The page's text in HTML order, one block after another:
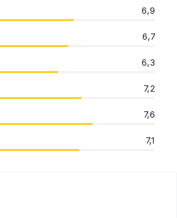
6,9
6,7
6,3
7,2
7,6
7,1